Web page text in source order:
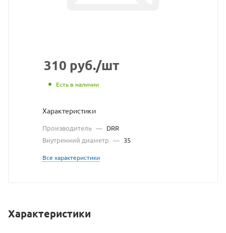
владельца
сайта
310 руб./шт
Есть в наличии
Характеристики
Производитель — DRR
Внутренний диаметр — 35
Все характеристики
Характеристики